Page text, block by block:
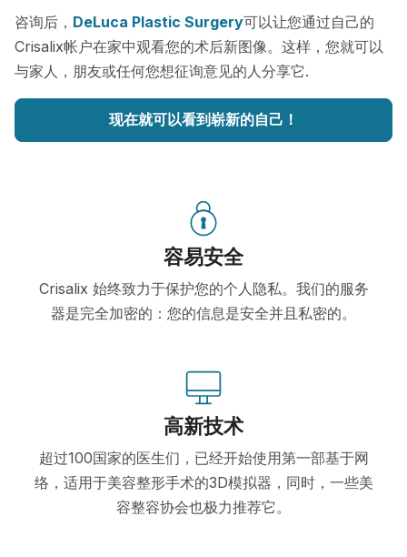
咨询后， DeLuca Plastic Surgery可以让您通过自己的
Crisalix帐户在家中观看您的术后新图像。这样，您就可以
与家人，朋友或任何您想征询意见的人分享它.
现在就可以看到崭新的自己！
容易安全
Crisalix 始终致力于保护您的个人隐私。我们的服务
器是完全加密的：您的信息是安全并且私密的。
高新技术
超过100国家的医生们，已经开始使用第一部基于网
络，适用于美容整形手术的3D模拟器，同时，一些美
容整容协会也极力推荐它。